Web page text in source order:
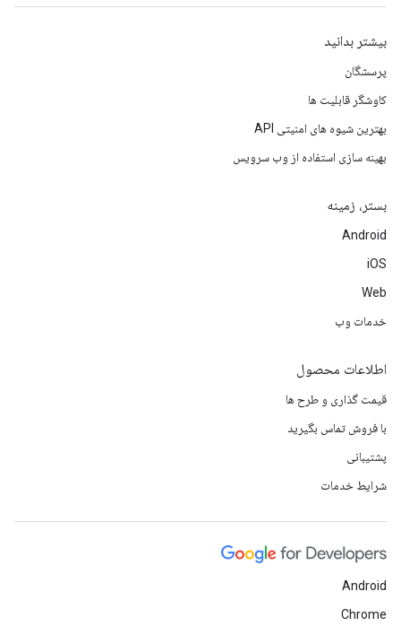
بیشتر بدانید
پرسشگان
کاوشگر قابلیت ها
بهترین شیوه های امنیتی API
بهینه سازی استفاده از وب سرویس
بستر، زمینه
Android
iOS
Web
خدمات وب
اطلاعات محصول
قیمت گذاری و طرح ها
با فروش تماس بگیرید
پشتیبانی
شرایط خدمات
Android
Chrome